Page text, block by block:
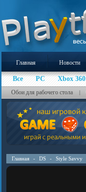
Главная Новости
Все PC Xbox 360
Обои для рабочего стола |
Главная - DS - Style Savvy